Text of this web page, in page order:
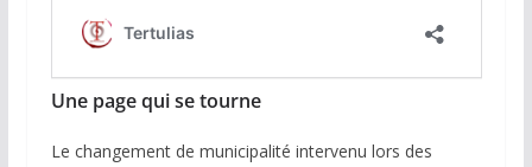
Une page qui se tourne
Le changement de municipalité intervenu lors des